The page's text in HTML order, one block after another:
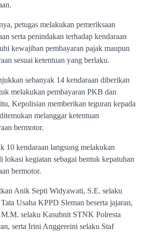
petugas melakukan pemeriksaan
serta penindakan terhadap kendaraan
kewajiban pembayaran pajak maupun
sesuai ketentuan yang berlaku.
sebanyak 14 kendaraan diberikan
melakukan pembayaran PKB dan
Kepolisian memberikan teguran kepada
melanggar ketentuan
bermotor.
10 kendaraan langsung melakukan
lokasi kegiatan sebagai bentuk kepatuhan
bermotor.
Anik Septi Widyawati, S.E. selaku
Usaha KPPD Sleman beserta jajaran,
selaku Kasubnit STNK Polresta
serta Irini Anggereini selaku Staf